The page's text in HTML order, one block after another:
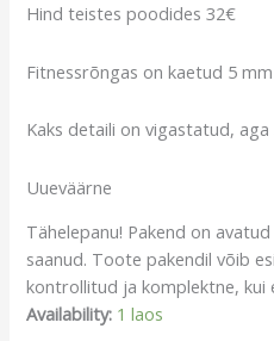
Hind teistes poodides 32€
Fitnessrõngas on kaetud 5
Kaks detaili on vigastatud,
Uueväärne
Tähelepanu! Pakend on
saanud. Toote pakendil võib
kontrollitud ja komplektne, kui
Availability: 1 laos